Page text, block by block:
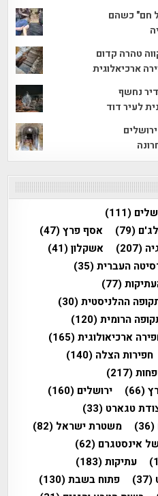
חם" כשהם
טהרה קדום
ארכיאלוגית
נחשף
לעיר דוד
(111)
(79) אסף פרץ(47)
(207) אשקלון(41)
העברית(35)
(77)
ההלניסטית(30)
הרומית(120)
ארכיאולוגית(165)
חפירות הצלה (140)
(217)
(66) ירושלים (160)
טגארט (33)
(36) משטרת ישראל (82)
אינסטגרם (62)
עתיקות(183)
(37) פתוח בשבת(130)